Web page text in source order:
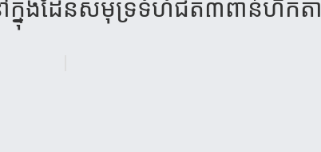
នៅក្នុង​ដែន​សមុទ្រ​​ទំហំជិត​៣ពាន់​ហិក​តា